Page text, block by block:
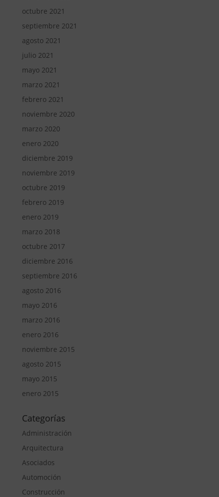
octubre 2021
septiembre 2021
agosto 2021
julio 2021
mayo 2021
marzo 2021
febrero 2021
noviembre 2020
marzo 2020
enero 2020
diciembre 2019
noviembre 2019
octubre 2019
febrero 2019
enero 2019
marzo 2018
octubre 2017
diciembre 2016
septiembre 2016
agosto 2016
mayo 2016
marzo 2016
enero 2016
noviembre 2015
agosto 2015
mayo 2015
enero 2015
Categorías
Administración
Arquitectura
Asociados
Automoción
Construcción